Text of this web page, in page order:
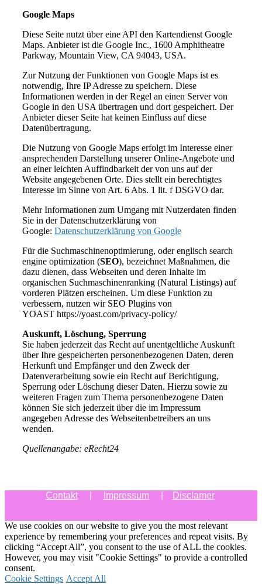
Google Maps
Diese Seite nutzt über eine API den Kartendienst Google
Maps. Anbieter ist die Google Inc., 1600 Amphitheatre
Parkway, Mountain View, CA 94043, USA.
Zur Nutzung der Funktionen von Google Maps ist es
notwendig, Ihre IP Adresse zu speichern. Diese
Informationen werden in der Regel an einen Server von
Google in den USA übertragen und dort gespeichert. Der
Anbieter dieser Seite hat keinen Einfluss auf diese
Datenübertragung.
Die Nutzung von Google Maps erfolgt im Interesse einer
ansprechenden Darstellung unserer Online-Angebote und
an einer leichten Auffindbarkeit der von uns auf der
Website angegebenen Orte. Dies stellt ein berechtigtes
Interesse im Sinne von Art. 6 Abs. 1 lit. f DSGVO dar.
Mehr Informationen zum Umgang mit Nutzerdaten finden
Sie in der Datenschutzerklärung von
Google: Datenschutzerklärung von Google
Für die Suchmaschinenoptimierung, oder englisch search
engine optimization (SEO), bezeichnet Maßnahmen, die
dazu dienen, dass Webseiten und deren Inhalte im
organischen Suchmaschinenranking (Natural Listings) auf
vorderen Plätzen erscheinen. Um diese Funktion zu
verbessern, nutzen wir SEO Plugins von
YOAST https://yoast.com/privacy-policy/
Auskunft, Löschung, Sperrung
Sie haben jederzeit das Recht auf unentgeltliche Auskunft
über Ihre gespeicherten personenbezogenen Daten, deren
Herkunft und Empfänger und den Zweck der
Datenverarbeitung sowie ein Recht auf Berichtigung,
Sperrung oder Löschung dieser Daten. Hierzu sowie zu
weiteren Fragen zum Thema personenbezogene Daten
können Sie sich jederzeit über die im Impressum
angegeben Adresse des Webseitenbetreibers an uns
wenden.
Quellenangabe: eRecht24
Contakt| Impressum|
Disclamer
We use cookies on our website to give you the most relevant
experience by remembering your preferences and repeat visits. By
clicking “Accept All”, you consent to the use of ALL the cookies.
However, you may visit "Cookie Settings" to provide a controlled
consent.
Cookie Settings Accept All